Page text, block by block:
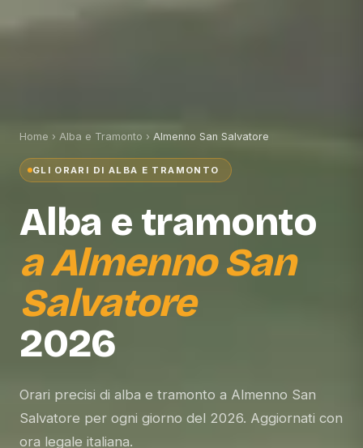
Home › Alba e Tramonto › Almenno San Salvatore
GLI ORARI DI ALBA E TRAMONTO
Alba e tramonto
aAlmenno San
Salvatore
2026
Orari precisi di alba e tramonto a Almenno San
Salvatore per ogni giorno del 2026. Aggiornati con
ora legale italiana.